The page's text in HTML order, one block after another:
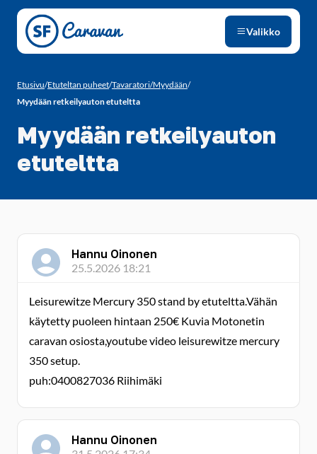
Siirry sivun sisältöön
Valikko
Etusivu/Etuteltan puheet/Tavaratori/Myydään/
Myydään retkeilyauton etuteltta
Myydään retkeilyauton
etuteltta
Hannu Oinonen
25.5.2026 18:21
Leisurewitze Mercury 350 stand by etuteltta.Vähän
käytetty puoleen hintaan 250€ Kuvia Motonetin
caravan osiosta,youtube video leisurewitze mercury
350 setup.
puh:0400827036 Riihimäki
Hannu Oinonen